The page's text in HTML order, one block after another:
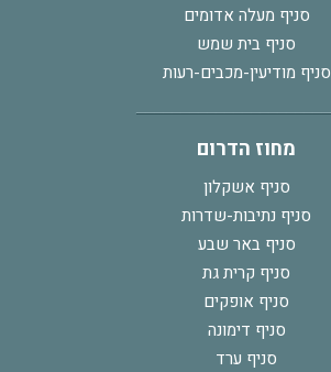
סניף מעלה אדומים
סניף בית שמש
סניף מודיעין-מכבים-רעות
מחוז הדרום
סניף אשקלון
סניף נתיבות-שדרות
סניף באר שבע
סניף קרית גת
סניף אופקים
סניף דימונה
סניף ערד